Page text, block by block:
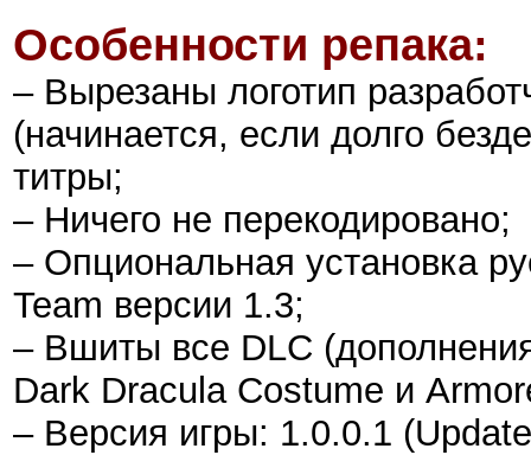
Особенности репака:
– Вырезаны логотип
(начинается, если долго
титры;
– Ничего не перекодировано;
– Опциональная установка
Team версии 1.3;
– Вшиты все DLC
Dark Dracula Costume и
– Версия игры: 1.0.0.1